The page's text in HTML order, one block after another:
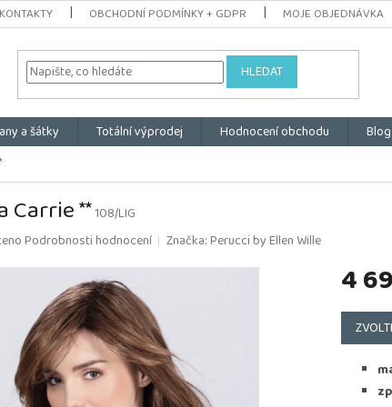
KONTAKTY OBCHODNÍ PODMÍNKY + GDPR MOJE OBJEDNÁVKA
HLEDAT
a šátky Totální výprodej Hodnocení obchodu Blog
Carrie **108/LIG
Podrobnosti hodnocení Značka:Perucci by Ellen Wille
4
Měrná
cena: